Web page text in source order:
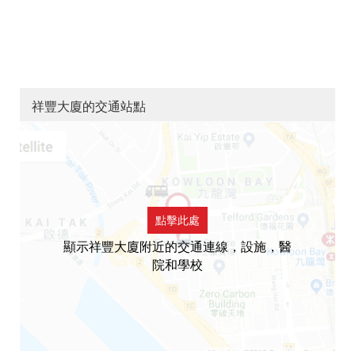
祥豐大廈的交通站點
點擊此處
顯示祥豐大廈附近的交通連線，設施，醫
院和學校